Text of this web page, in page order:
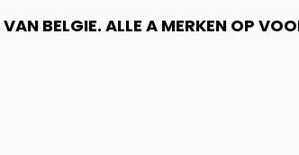
VAN BELGIE. ALLE A MERKEN OP